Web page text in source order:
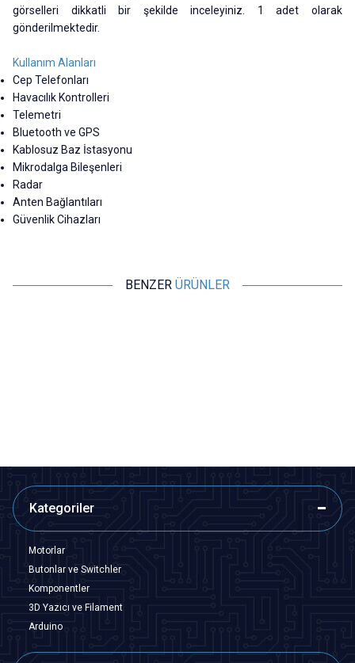
görselleri dikkatli bir şekilde inceleyiniz. 1 adet olarak
gönderilmektedir.
Kullanım Alanları
Cep Telefonları
Havacılık Kontrolleri
Telemetri
Bluetooth ve GPS
Kablosuz Baz İstasyonu
Mikrodalga Bileşenleri
Radar
Anten Bağlantıları
Güvenlik Cihazları
BENZER ÜRÜNLER
Kategoriler
Motorlar
Butonlar ve Switchler
Komponentler
3D Yazıcı ve Filament
Arduino